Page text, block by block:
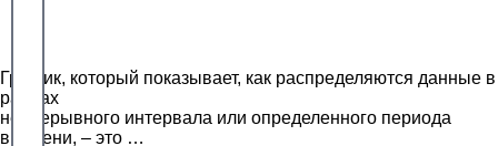
График, который показывает, как распределяются данные в
рамках
непрерывного интервала или определенного периода
времени, – это …